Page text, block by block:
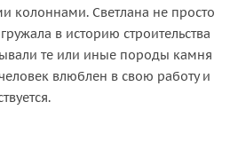
колоннами. Светлана не просто
в историю строительства
те или иные породы камня
влюблен в свою работу и